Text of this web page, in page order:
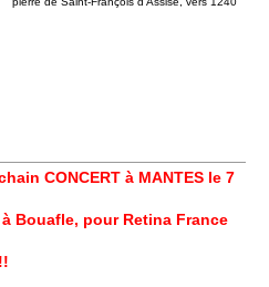
CONCERT à MANTES le 7
pour Retina France